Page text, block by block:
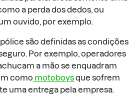
a perda dos dedos, ou
ouvido, por exemplo.
são definidas as condições
Por exemplo, operadores
a mão se enquadram
como motoboysque sofrem
uma entrega pela empresa.